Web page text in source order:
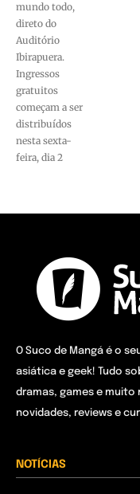
mundo todo,
direto do
Auditório
Ibirapuera.
Ingressos
gratuitos
começam a ser
distribuídos
nesta sexta-
feira, dia 2
O Suco de Mangá é o
asiática e geek! Tudo
dramas, games e muito
novidades, reviews e
NOTÍCIAS